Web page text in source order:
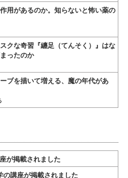
用があるのか。知らないと怖い薬の
クな奇習『纏足（てんそく）』はな
ったのか
ブを描いて増える、魔の年代があ
が掲載されました
講座が掲載されました